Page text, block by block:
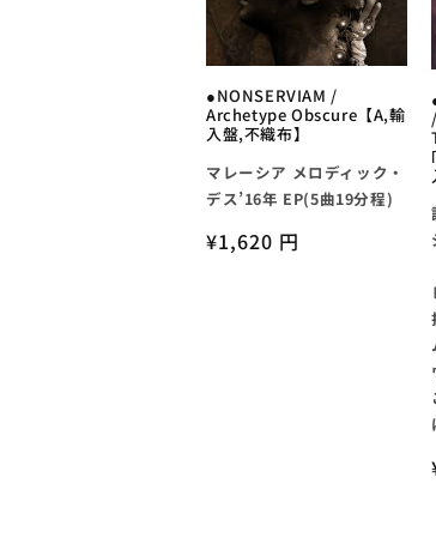
●NONSERVIAM /
Archetype Obscure【A,輸
入盤,不織布】
マレーシア メロディック・
デス’16年 EP(5曲19分程)
通
¥1,620 円